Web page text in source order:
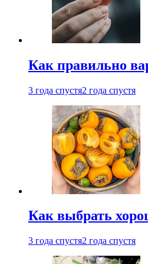
Как правильно
3 года спустя2 года спустя
Как выбрать
3 года спустя2 года спустя